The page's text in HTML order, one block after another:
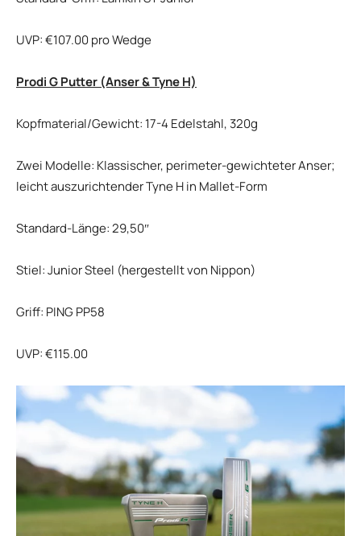
UVP: €107.00 pro Wedge
Prodi G Putter (Anser & Tyne H)
Kopfmaterial/Gewicht: 17-4 Edelstahl, 320g
Zwei Modelle: Klassischer, perimeter-gewichteter Anser;
leicht auszurichtender Tyne H in Mallet-Form
Standard-Länge: 29,50″
Stiel: Junior Steel (hergestellt von Nippon)
Griff: PING PP58
UVP: €115.00